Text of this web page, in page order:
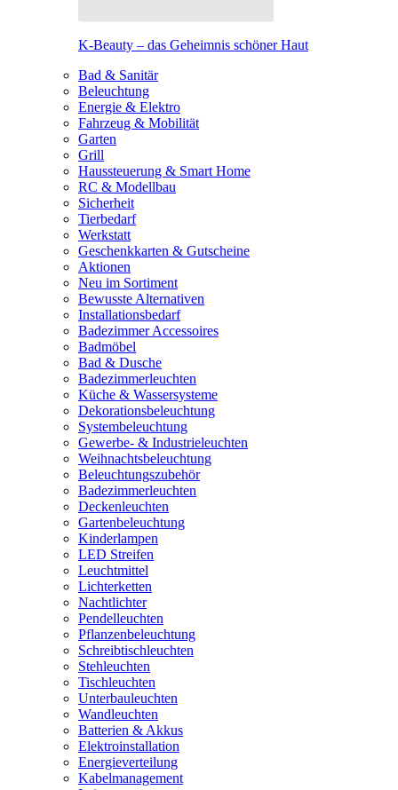
K-Beauty – das Geheimnis schöner Haut
Bad & Sanitär
Beleuchtung
Energie & Elektro
Fahrzeug & Mobilität
Garten
Grill
Haussteuerung & Smart Home
RC & Modellbau
Sicherheit
Tierbedarf
Werkstatt
Geschenkkarten & Gutscheine
Aktionen
Neu im Sortiment
Bewusste Alternativen
Installationsbedarf
Badezimmer Accessoires
Badmöbel
Bad & Dusche
Badezimmerleuchten
Küche & Wassersysteme
Dekorationsbeleuchtung
Systembeleuchtung
Gewerbe- & Industrieleuchten
Weihnachtsbeleuchtung
Beleuchtungszubehör
Badezimmerleuchten
Deckenleuchten
Gartenbeleuchtung
Kinderlampen
LED Streifen
Leuchtmittel
Lichterketten
Nachtlichter
Pendelleuchten
Pflanzenbeleuchtung
Schreibtischleuchten
Stehleuchten
Tischleuchten
Unterbauleuchten
Wandleuchten
Batterien & Akkus
Elektroinstallation
Energieverteilung
Kabelmanagement